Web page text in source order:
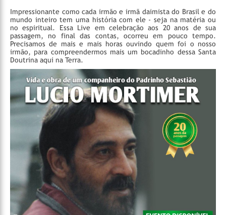
Impressionante como cada irmão e irmã daimista do Brasil e do
mundo inteiro tem uma história com ele - seja na matéria ou
no espiritual. Essa Live em celebração aos 20 anos de sua
passagem, no final das contas, ocorreu em pouco tempo.
Precisamos de mais e mais horas ouvindo quem foi o nosso
irmão, para compreendermos mais um bocadinho dessa Santa
Doutrina aqui na Terra.